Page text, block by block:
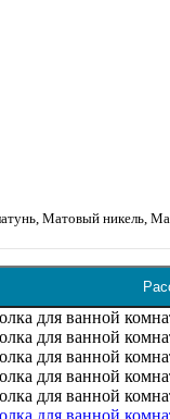
Матовый никель,